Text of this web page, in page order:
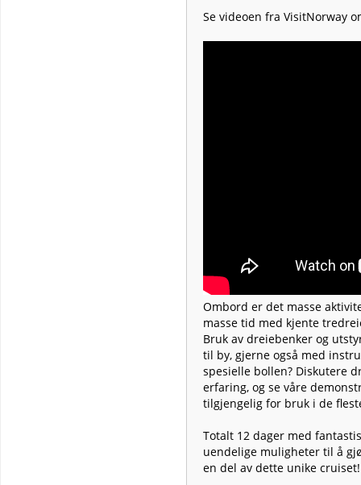
Se videoen fra VisitNorway
Ombord er det masse
masse tid med kjente
Bruk av dreiebenker og
til by, gjerne også med
spesielle bollen? Diskutere
erfaring, og se våre
tilgjengelig for bruk i de
Totalt 12 dager med
uendelige muligheter til å
en del av dette unike cruiset!